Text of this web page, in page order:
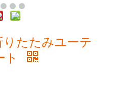
りたたみユーテ
ト